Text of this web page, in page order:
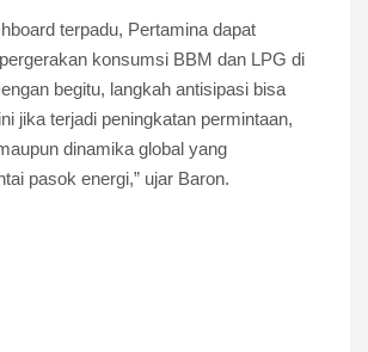
terpadu, Pertamina dapat
konsumsi BBM dan LPG di
begitu, langkah antisipasi bisa
jika terjadi peningkatan permintaan,
dinamika global yang
pasok energi,” ujar Baron.